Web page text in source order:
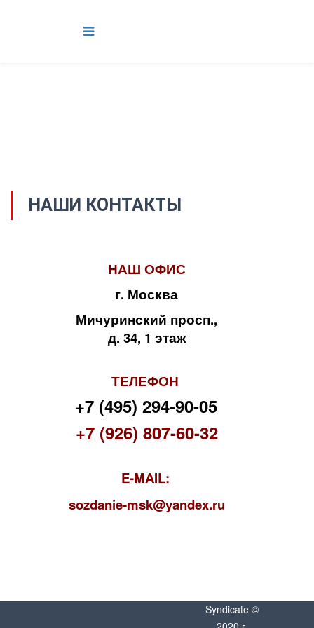
НАШИ КОНТАКТЫ
НАШ ОФИС
г. Москва
Мичуринский просп.,
д. 34, 1 этаж
ТЕЛЕФОН
+7 (495) 294-90-05
+7 (926) 807-60-32
E-MAIL:
sozdanie-msk@yandex.ru
Syndicate ©